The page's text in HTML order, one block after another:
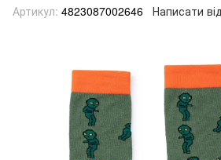
Артикул: 4823087002646 Написати